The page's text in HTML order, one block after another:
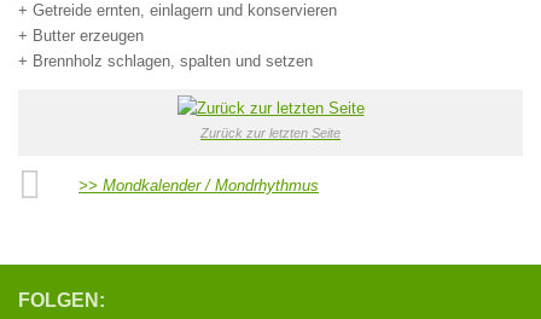
+ Getreide ernten, einlagern und konservieren
+ Butter erzeugen
+ Brennholz schlagen, spalten und setzen
Zurück zur letzten Seite
>> Mondkalender / Mondrhythmus
FOLGEN: